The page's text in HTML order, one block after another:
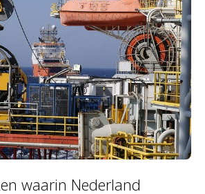
waarin Nederland